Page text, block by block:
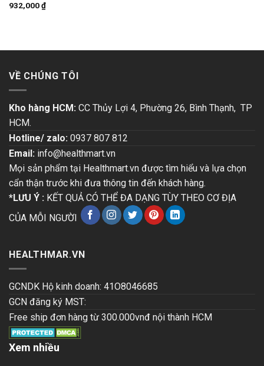
932,000₫
VỀ CHÚNG TÔI
Kho hàng HCM: CC Thủy Lợi 4, Phường 26, Bình Thạnh, TP
HCM.
Hotline/ zalo: 0937 807 812
Email: info@healthmart.vn
Mọi sản phẩm tại Healthmart.vn được tìm hiểu và lựa chọn
cẩn thận trước khi đưa thông tin đến khách hàng.
*LƯU Ý : KẾT QUẢ CÓ THỂ ĐA DẠNG TÙY THEO CƠ ĐỊA
CỦA MỖI NGƯỜI
HEALTHMAR.VN
GCNDK Hộ kinh doanh: 41O8046685
GCN đăng ký MST:
Free ship đơn hàng từ 300.000vnđ nội thành HCM
Xem nhiều